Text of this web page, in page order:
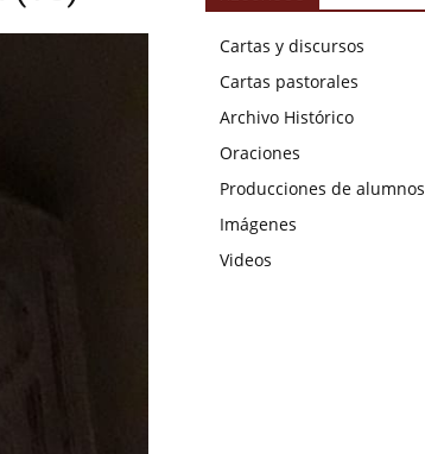
Cartas y discursos
Cartas pastorales
Archivo Histórico
Oraciones
Producciones de alumnos
Imágenes
Videos